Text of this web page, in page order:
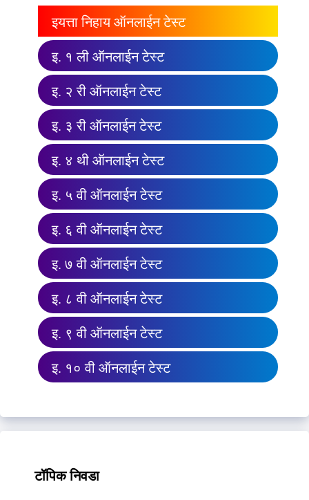
इयत्ता निहाय ऑनलाईन टेस्ट
इ. १ ली ऑनलाईन टेस्ट
इ. २ री ऑनलाईन टेस्ट
इ. ३ री ऑनलाईन टेस्ट
इ. ४ थी ऑनलाईन टेस्ट
इ. ५ वी ऑनलाईन टेस्ट
इ. ६ वी ऑनलाईन टेस्ट
इ. ७ वी ऑनलाईन टेस्ट
इ. ८ वी ऑनलाईन टेस्ट
इ. ९ वी ऑनलाईन टेस्ट
इ. १० वी ऑनलाईन टेस्ट
टॉपिक निवडा